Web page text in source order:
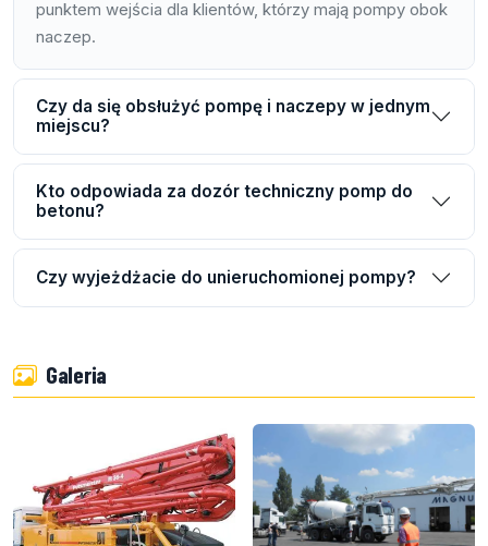
punktem wejścia dla klientów, którzy mają pompy obok
naczep.
Czy da się obsłużyć pompę i naczepy w jednym
miejscu?
Kto odpowiada za dozór techniczny pomp do
betonu?
Czy wyjeżdżacie do unieruchomionej pompy?
Galeria